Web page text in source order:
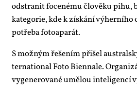
od­stra­nit fo­ce­né­mu člo­vě­ku pi­hu,
ka­te­go­rie, kde k zís­ká­ní vý­her­ní­ho
po­tře­ba fo­to­a­pa­rát.
S mož­ným ře­še­ním při­šel
ter­nati­o­nal Fo­to Bi­en­na­le.
vy­ge­ne­ro­va­né umě­lou in­te­li­gen­cí